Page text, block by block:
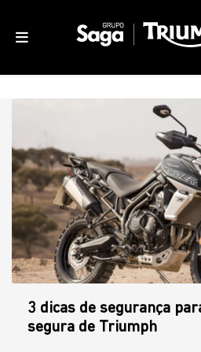
3 dicas de segurança
segura de Triumph